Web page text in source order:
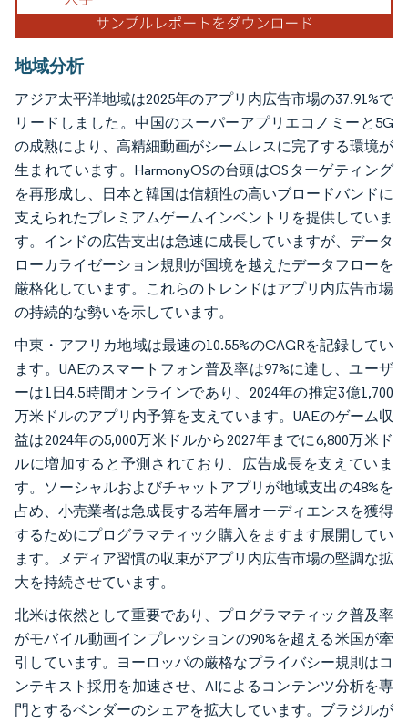
地域分析
アジア太平洋地域は2025年のアプリ内広告市場の37.91%で
リードしました。中国のスーパーアプリエコノミーと5G
の成熟により、高精細動画がシームレスに完了する環境が
生まれています。HarmonyOSの台頭はOSターゲティング
を再形成し、日本と韓国は信頼性の高いブロードバンドに
支えられたプレミアムゲームインベントリを提供していま
す。インドの広告支出は急速に成長していますが、データ
ローカライゼーション規則が国境を越えたデータフローを
厳格化しています。これらのトレンドはアプリ内広告市場
の持続的な勢いを示しています。
中東・アフリカ地域は最速の10.55%のCAGRを記録してい
ます。UAEのスマートフォン普及率は97%に達し、ユーザ
ーは1日4.5時間オンラインであり、2024年の推定3億1,700
万米ドルのアプリ内予算を支えています。UAEのゲーム収
益は2024年の5,000万米ドルから2027年までに6,800万米ド
ルに増加すると予測されており、広告成長を支えていま
す。ソーシャルおよびチャットアプリが地域支出の48%を
占め、小売業者は急成長する若年層オーディエンスを獲得
するためにプログラマティック購入をますます展開してい
ます。メディア習慣の収束がアプリ内広告市場の堅調な拡
大を持続させています。
北米は依然として重要であり、プログラマティック普及率
がモバイル動画インプレッションの90%を超える米国が牽
引しています。ヨーロッパの厳格なプライバシー規則はコ
ンテキスト採用を加速させ、AIによるコンテンツ分析を専
門とするベンダーのシェアを拡大しています。ブラジルが